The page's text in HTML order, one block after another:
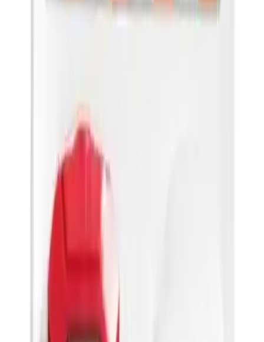
Bu model şarj edilebilir özelliğiyle ekonomik ve çevre dostudur. Şarj
süresi ve dayanıklılığı kullanıcılardan olumlu geri bildirimler alır.
Uzun ömürlü bataryası sayesinde sık kullanımda bile şarj ihtiyacı
azalır. Şarj soketlerinde yaşanabilecek sorunlar ise bazı kullanıcılar
tarafından dile getirilen konular arasında yer alır; ancak genel
memnuniyet yüksektir.
## Kullanıcı Yorumları ve Memnuniyet
Olumlu geri bildirimler arasında mıknatıs kuvvetinin güçlü olması,
şarjın uzun süre dayanması ve ışığın yeterli olması öne çıkar.
Kullanıcılar ürünün pratik ve taşınabilir yapısından memnun
kalmakta, ayrıca ürünün sağlamlığı ve kullanım rahatlığına vurgu
yapmaktadır. Ancak bazı kullanıcılar el fenerinin biraz küçük
olduğunu ve ışık şiddetinin bazı durumlarda yeterli olmadığını
yaşanabilmekte, bu da ürünün geliştirilmesi gereken alanları
## Sonuç ve Değerlendirme